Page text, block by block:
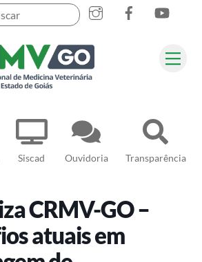
Siscad Ouvidoria Transparência
CRMV-GO –
atuais em